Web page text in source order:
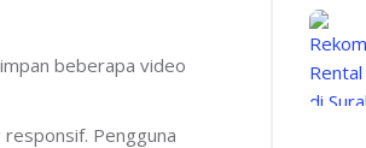
beberapa video
Pengguna